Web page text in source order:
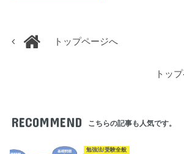
トップページへ
トッ
RECOMMEND こちらの記事も人気です。
勉強法/受験全般